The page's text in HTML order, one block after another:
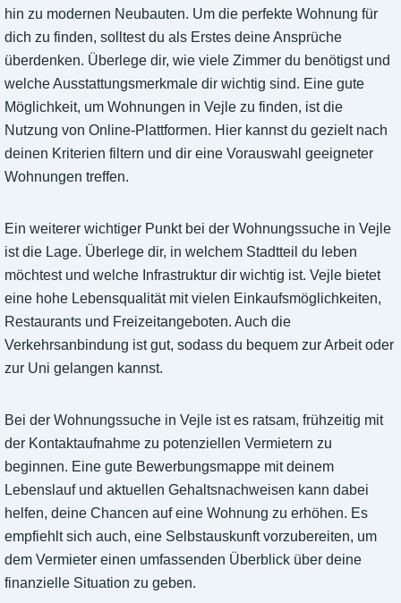
hin zu modernen Neubauten. Um die perfekte Wohnung für
dich zu finden, solltest du als Erstes deine Ansprüche
überdenken. Überlege dir, wie viele Zimmer du benötigst und
welche Ausstattungsmerkmale dir wichtig sind. Eine gute
Möglichkeit, um Wohnungen in Vejle zu finden, ist die
Nutzung von Online-Plattformen. Hier kannst du gezielt nach
deinen Kriterien filtern und dir eine Vorauswahl geeigneter
Wohnungen treffen.
Ein weiterer wichtiger Punkt bei der Wohnungssuche in Vejle
ist die Lage. Überlege dir, in welchem Stadtteil du leben
möchtest und welche Infrastruktur dir wichtig ist. Vejle bietet
eine hohe Lebensqualität mit vielen Einkaufsmöglichkeiten,
Restaurants und Freizeitangeboten. Auch die
Verkehrsanbindung ist gut, sodass du bequem zur Arbeit oder
zur Uni gelangen kannst.
Bei der Wohnungssuche in Vejle ist es ratsam, frühzeitig mit
der Kontaktaufnahme zu potenziellen Vermietern zu
beginnen. Eine gute Bewerbungsmappe mit deinem
Lebenslauf und aktuellen Gehaltsnachweisen kann dabei
helfen, deine Chancen auf eine Wohnung zu erhöhen. Es
empfiehlt sich auch, eine Selbstauskunft vorzubereiten, um
dem Vermieter einen umfassenden Überblick über deine
finanzielle Situation zu geben.